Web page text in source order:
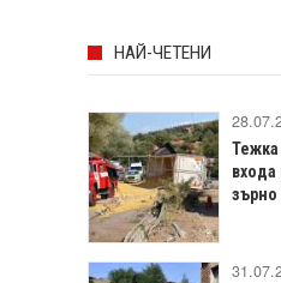
НАЙ-ЧЕТЕНИ
Тежка
зърно